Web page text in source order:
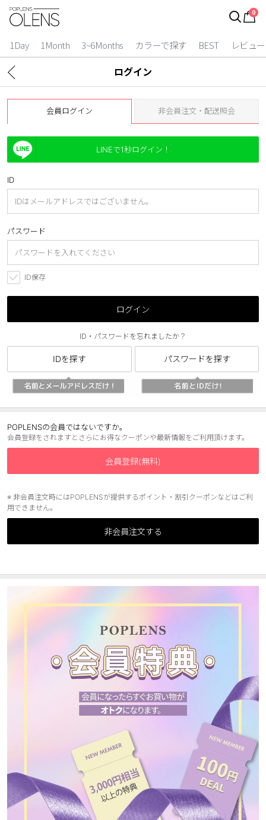
0
1Day 1Month 3~6Months カラーで探す BEST レビュー
ログイン
カラコン比較
今月限定特典
カラコン
1 Day
2 Weeks
1 Month
3~6 Months
よりどりキット
カラー
ブラック
ブルー
ピンク
透明
乱視用
ハロウィンカラコン
ケア用品
レビュー
総合掲示板
アプリダウンロード
TWITTER LINE FACEBOOK
ログイン
会員ログイン 非会員注文・配送照会
LINEで1秒ログイン！
ID
パスワード
ID保存
ログイン
ID・パスワードを忘れましたか？
IDを探す パスワードを探す
POPLENSの会員ではないですか。
会員登録をされますとさらにお得なクーポンや最新情報をご利用頂けます。
会員登録(無料)
※ 非会員注文時にはPOPLENSが提供するポイント・割引クーポンなどはご利
用できません。
非会員注文する